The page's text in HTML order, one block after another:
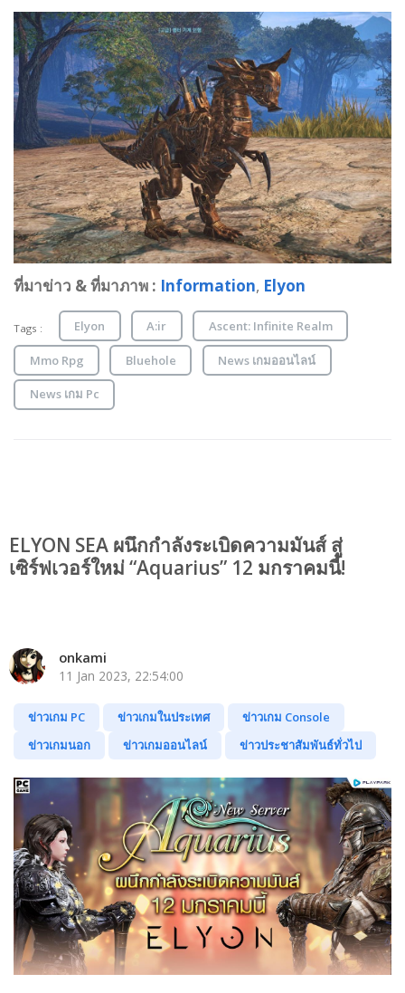
ที่มาข่าว & ที่มาภาพ : Information, Elyon
Tags : Elyon A:ir Ascent: Infinite Realm
Mmo Rpg Bluehole News เกมออนไลน์
News เกม Pc
ELYON SEA ผนึกกำลังระเบิดความมันส์ สู่
เซิร์ฟเวอร์ใหม่ “Aquarius” 12 มกราคมนี้!
onkami
11 Jan 2023, 22:54:00
ข่าวเกม PC ข่าวเกมในประเทศ
ข่าวเกม Console
ข่าวเกมนอก
ข่าวเกมออนไลน์ ข่าวประชาสัมพันธ์ทั่วไป